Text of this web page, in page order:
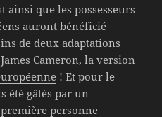
ainsi que les possesseurs
auront bénéficié
de deux adaptations
Cameron,la version
! Et pour le
été gâtés par un
personne